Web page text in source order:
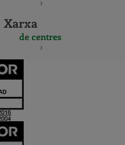
Xarxa
de centres